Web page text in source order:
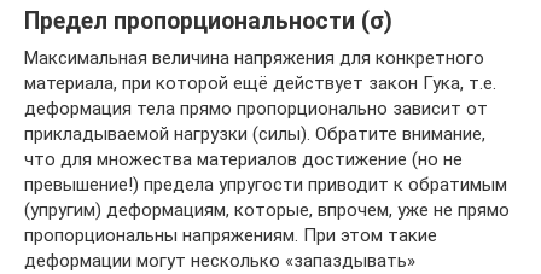
Предел пропорциональности (σ)
Максимальная величина напряжения для конкретного
материала, при которой ещё действует закон Гука, т.е.
деформация тела прямо пропорционально зависит от
прикладываемой нагрузки (силы). Обратите внимание,
что для множества материалов достижение (но не
превышение!) предела упругости приводит к обратимым
(упругим) деформациям, которые, впрочем, уже не прямо
пропорциональны напряжениям. При этом такие
деформации могут несколько «запаздывать»